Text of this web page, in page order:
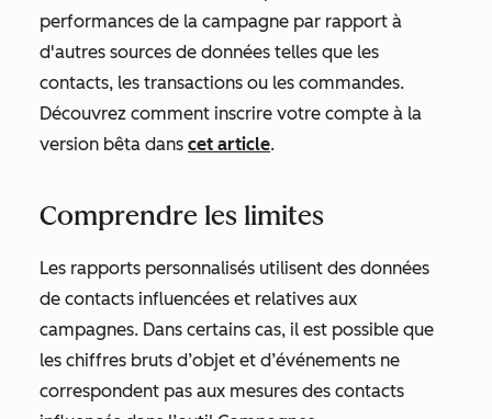
performances de la campagne par rapport à
d'autres sources de données telles que les
contacts, les transactions ou les commandes.
Découvrez comment inscrire votre compte à la
version bêta dans cet article.
Comprendre les limites
Les rapports personnalisés utilisent des données
de contacts influencées et relatives aux
campagnes. Dans certains cas, il est possible que
les chiffres bruts d’objet et d’événements ne
correspondent pas aux mesures des contacts